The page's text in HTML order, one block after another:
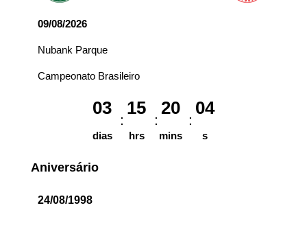
09/08/2026
Nubank Parque
Campeonato Brasileiro
03
dias
15
hrs
20
mins
04
s
Aniversário
24/08/1998